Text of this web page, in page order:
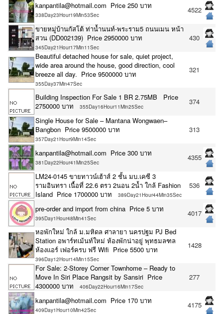
kanpantila@hotmail.com Price 250 บาท
338Day23Hour19Min53Sec
4522
ขายหมู่บ้านกัสโต้​ ท่าน้ำนนท์-พระราม5 ถนนเมน หน้า
สวน (DD002139) Price 2950000 บาท
345Day21Hour17Min11Sec
430
Beautiful detached house for sale, quiet project,
wide area around the house, good direction, cool
breeze all day. Price 9500000 บาท
355Day37Min47Sec
321
Building Inspection For Sale 1 BR 2.75MB Price
2750000 บาท
355Day16Hour11Min25Sec
374
Single House for Sale – Mantana Wongwaen–
Bangbon Price 9500000 บาท
357Day21Hour9Min14Sec
313
kanpantila@hotmail.com Price 300 บาท
381Day22Hour41Min25Sec
4355
LM24-0145 ขายทาวน์เฮ้าส์ 2 ชั้น มบ.เคซี 3
รามอินทรา เนื้อที่ 22.6 ตรว 2นอน 2น้ำ ใกล้ Fashion
Island Price 1700000 บาท
389Day21Hour44Min35Sec
536
pre-order and import from china Price 5 บาท
395Day1Hour48Min41Sec
4017
หอพักใหม่ ใกล้ ม.มหิดล ศาลายา นครปฐม PJ Bed
Station อพาร์ทเม้นท์ใหม่ ห้องพักน่าอยู่ พุทธมลฑล
ห้องแอร์ เฟอร์ครบ ฟรี Wifi Price 5500 บาท
396Day12Hour14Min15Sec
1428
For Sale: 2-Storey Corner Townhome – Ready to
Move In Siri Place Rangsit by Sansiri Price
4300000 บาท
406Day22Hour16Min17Sec
277
kanpantila@hotmail.com Price 170 บาท
409Day1Hour10Min42Sec
4175